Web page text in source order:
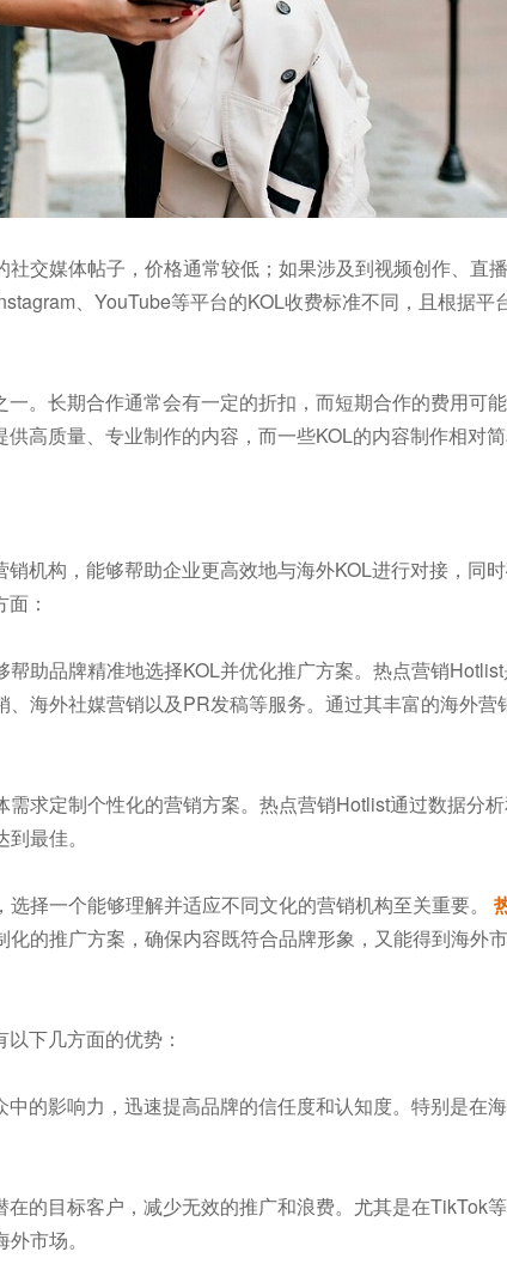
交媒体帖子，价格通常较低；如果涉及到视频创作、直
、YouTube等平台的KOL收费标准不同，且根据平
。长期合作通常会有一定的折扣，而短期合作的费用可
高质量、专业制作的内容，而一些KOL的内容制作相对
机构，能够帮助企业更高效地与海外KOL进行对接，同
：
助品牌精准地选择KOL并优化推广方案。热点营销
海外社媒营销以及PR发稿等服务。通过其丰富的海外营
求定制个性化的营销方案。热点营销Hotlist通过数据分
最佳。
择一个能够理解并适应不同文化的营销机构至关重要。
化的推广方案，确保内容既符合品牌形象，又能得到海外市
下几方面的优势：
的影响力，迅速提高品牌的信任度和认知度。特别是在
的目标客户，减少无效的推广和浪费。尤其是在TikTok
市场。